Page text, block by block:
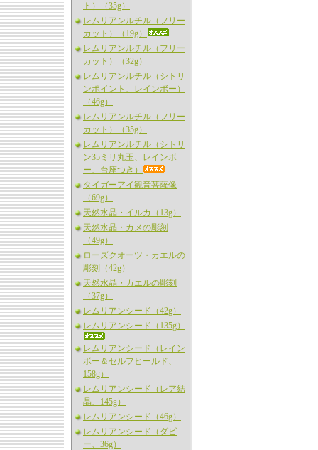
ト）（35g）
レムリアンルチル（フリー
カット）（19g）
レムリアンルチル（フリー
カット）（32g）
レムリアンルチル（シトリ
ンポイント、レインボー）
（46g）
レムリアンルチル（フリー
カット）（35g）
レムリアンルチル（シトリ
ン35ミリ丸玉、レインボ
ー、台座つき）
タイガーアイ観音菩薩像
（69g）
天然水晶・イルカ（13g）
天然水晶・カメの彫刻
（49g）
ローズクオーツ・カエルの
彫刻（42g）
天然水晶・カエルの彫刻
（37g）
レムリアンシード（42g）
レムリアンシード（135g）
レムリアンシード（レイン
ボー＆セルフヒールド、
158g）
レムリアンシード（レア結
晶、145g）
レムリアンシード（46g）
レムリアンシード（ダビ
ー、36g）